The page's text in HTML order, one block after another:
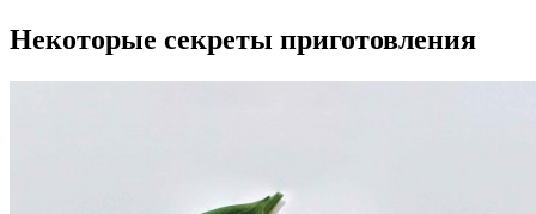
Некоторые секреты приготовления